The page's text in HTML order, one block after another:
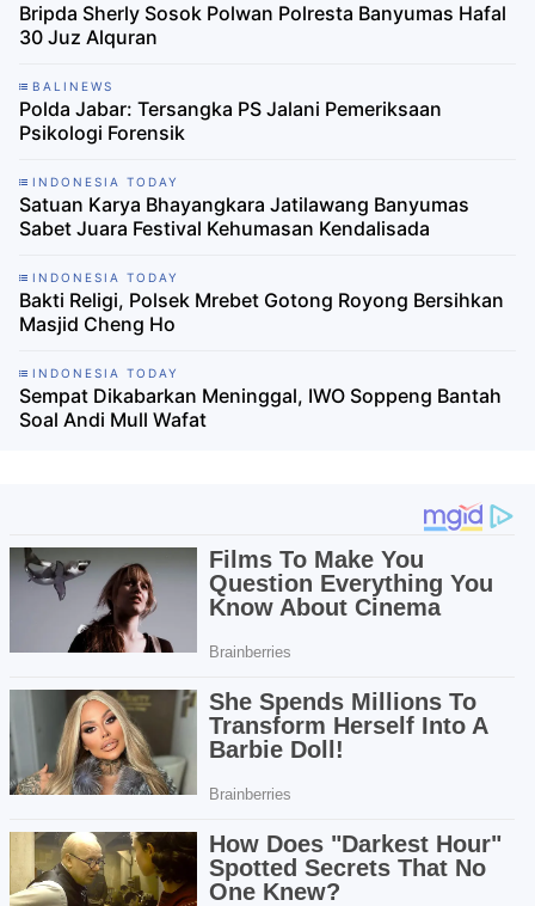
Bripda Sherly Sosok Polwan Polresta Banyumas Hafal
30 Juz Alquran
BALINEWS
Polda Jabar: Tersangka PS Jalani Pemeriksaan
Psikologi Forensik
INDONESIA TODAY
Satuan Karya Bhayangkara Jatilawang Banyumas
Sabet Juara Festival Kehumasan Kendalisada
INDONESIA TODAY
Bakti Religi, Polsek Mrebet Gotong Royong Bersihkan
Masjid Cheng Ho
INDONESIA TODAY
Sempat Dikabarkan Meninggal, IWO Soppeng Bantah
Soal Andi Mull Wafat